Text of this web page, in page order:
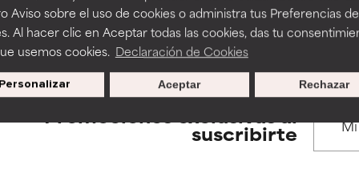
Aviso sobre el uso de cookies o administra tus Preferencias de
Al hacer clic en Aceptar todas las cookies, das tu
usemos cookies. Declaración de Cookies
Personalizar Rechazar
Aceptar
to assess ingredients in this dictionary. Regulations
algunos beneficios se recomienda evitarlo por su
efectos adversos como irritación, inflamación o
se utiliza en altas concentraciones o junto con otros
algunos beneficios se recomienda evitarlo por su
efectos adversos como irritación, inflamación o
se utiliza en altas concentraciones o junto con otros
Promociones exclusivas al
suscribirte